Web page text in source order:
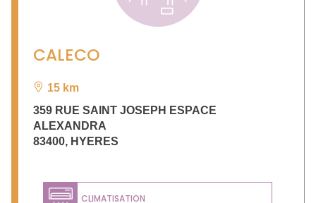
CALECO
15 km
359 RUE SAINT JOSEPH ESPACE
ALEXANDRA
83400, HYERES
CLIMATISATION